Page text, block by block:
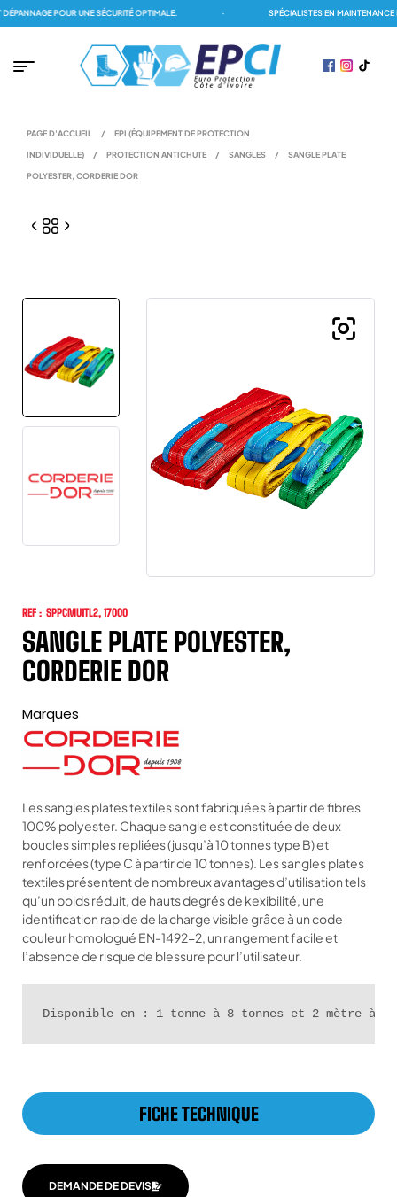
POUR UNE SÉCURITÉ OPTIMALE. SPÉCIALISTES EN MAINTENANCE
PAGE D'ACCUEIL / EPI (ÉQUIPEMENT DE PROTECTION
INDIVIDUELLE) / PROTECTION ANTICHUTE / SANGLES / SANGLE PLATE
POLYESTER, CORDERIE DOR
REF : SPPCMU1TL2, 17000
SANGLE PLATE POLYESTER,
CORDERIE DOR
Marques
Les sangles plates textiles sont fabriquées à partir de fibres
100% polyester. Chaque sangle est constituée de deux
boucles simples repliées (jusqu’à 10 tonnes type B) et
renforcées (type C à partir de 10 tonnes). Les sangles plates
textiles présentent de nombreux avantages d’utilisation tels
qu’un poids réduit, de hauts degrés de kexibilité, une
identification rapide de la charge visible grâce à un code
couleur homologué EN-1492-2, un rangement facile et
l’absence de risque de blessure pour l’utilisateur.
Disponible en : 1 tonne à 8 tonnes et 2 mètre à
FICHE TECHNIQUE
DEMANDE DE DEVIS